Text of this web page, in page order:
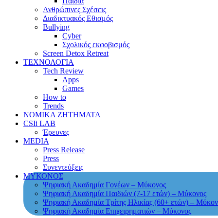
Ανθρώπινες Σχέσεις
Διαδικτυακός Εθισμός
Bullying
Cyber
Σχολικός εκφοβισμός
Screen Detox Retreat
ΤΕΧΝΟΛΟΓΙΑ
Tech Review
Apps
Games
How to
Trends
ΝΟΜΙΚΑ ΖΗΤΗΜΑΤΑ
CSIi LAB
Έρευνες
MEDIA
Press Release
Press
Συνεντεύξεις
ΜΥΚΟΝΟΣ
Ψηφιακή Ακαδημία Γονέων – Μύκονος
Ψηφιακή Ακαδημία Παιδιών (7-17 ετών) – Μύκονος
Ψηφιακή Ακαδημία Τρίτης Ηλικίας (60+ ετών) –
Ψηφιακή Ακαδημία Επιχειρηματιών – Μύκονος